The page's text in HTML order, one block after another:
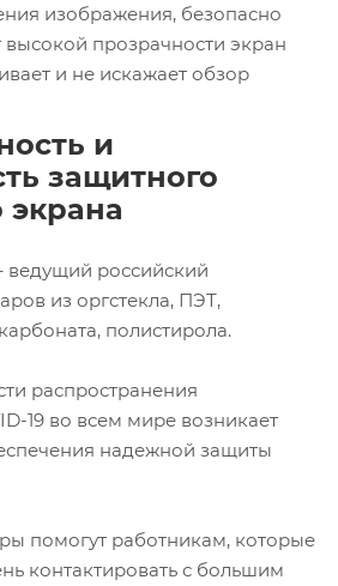
изображения, безопасно
высокой прозрачности экран
и не искажает обзор
и
защитного
экрана
ведущий российский
из оргстекла, ПЭТ,
полистирола.
распространения
19 во всем мире возникает
надежной защиты
помогут работникам, которые
контактировать с большим